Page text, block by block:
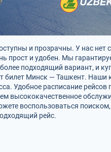
и прозрачны. У нас нет
прост и удобен. Мы
подходящий вариант, и
билет Минск — Ташкент.
Удобное расписание
высококачественное
воспользоваться
рейс.